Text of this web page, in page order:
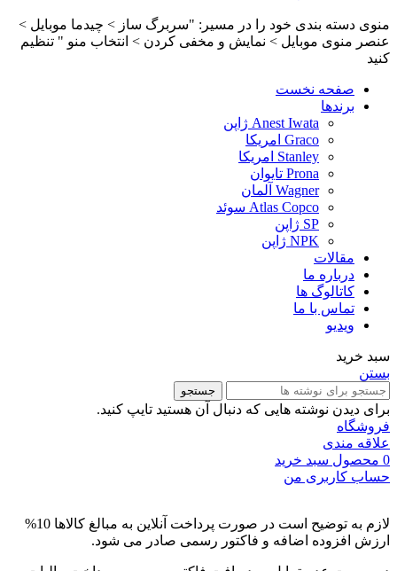
منوی دسته بندی خود را در مسیر: "سربرگ ساز > چیدما موبایل >
عنصر منوی موبایل > نمایش و مخفی کردن > انتخاب منو " تنظیم
کنید
صفحه نخست
برندها
Anest Iwata ژاپن
Graco امریکا
Stanley امریکا
Prona تایوان
Wagner آلمان
Atlas Copco سوئد
SP ژاپن
NPK ژاپن
مقالات
درباره ما
کاتالوگ ها
تماس با ما
ویدیو
سبد خرید
بستن
جستجو
برای دیدن نوشته هایی که دنبال آن هستید تایپ کنید.
فروشگاه
علاقه مندی
0 محصول سبد خرید
حساب کاربری من
لازم به توضیح است در صورت پرداخت آنلاین به مبالغ کالاها 10%
ارزش افزوده اضافه و فاکتور رسمی صادر می شود.